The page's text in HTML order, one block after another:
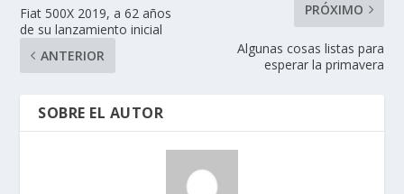
Fiat 500X 2019, a 62 años
de su lanzamiento inicial
ANTERIOR
PRÓXIMO
Algunas cosas listas para
esperar la primavera
SOBRE EL AUTOR